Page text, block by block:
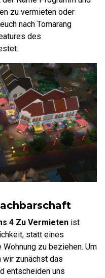
zu vermieten oder
nach Tomarang
des
4 Zu Vermieten ist
statt eines
zu beziehen. Um
wir zunächst das
entscheiden uns